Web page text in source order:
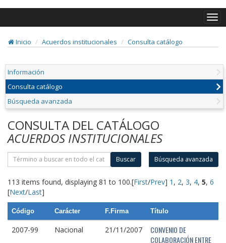
Inicio
Acuerdos institucionales Consulta catálogo
Información
Consulta catálogo
Búsqueda avanzada
CONSULTA DEL CATÁLOGO
ACUERDOS INSTITUCIONALES
Buscar Búsqueda avanzada
113 items found, displaying 81 to 100.[First/Prev] 1 , 2, 3, 4, 5, 6
[Next/Last]
Código Carácter F.Firma Título
2007-99 Nacional 21/11/2007
CONVENIO DE
COLABORACIÓN ENTRE